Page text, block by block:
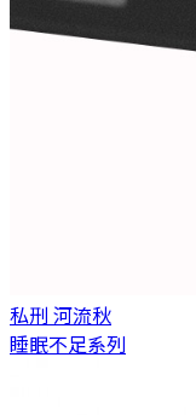
私刑 河流秋
睡眠不足系列